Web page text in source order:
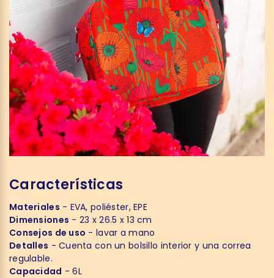
Características
Materiales - EVA, poliéster, EPE
Dimensiones - 23 x 26.5 x 13 cm
Consejos de uso - lavar a mano
Detalles - Cuenta con un bolsillo interior y una correa
regulable.
Capacidad - 6L